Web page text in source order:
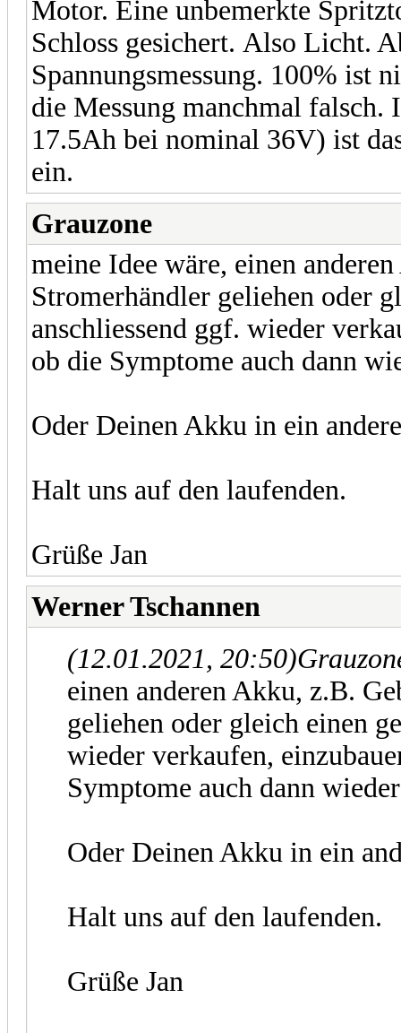
Motor. Eine unbemerkte
Schloss gesichert. Also Licht.
Spannungsmessung. 100% ist
die Messung manchmal
17.5Ah bei nominal 36V) ist
ein.
Grauzone
meine Idee wäre, einen
Stromerhändler geliehen oder
anschliessend ggf. wieder
ob die Symptome auch dann
Oder Deinen Akku in ein
Halt uns auf den laufenden.
Grüße Jan
Werner Tschannen
(12.01.2021, 20:50)
einen anderen Akku, z.B.
geliehen oder gleich einen
wieder verkaufen,
Symptome auch dann
Oder Deinen Akku in ein
Halt uns auf den laufenden.
Grüße Jan